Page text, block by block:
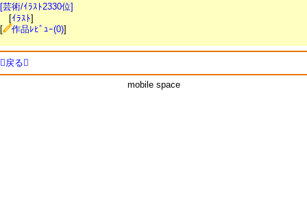
[芸術/ｲﾗｽﾄ2330位]
[ｲﾗｽﾄ]
[
作品ﾚﾋﾞｭｰ(0)]
戻る
mobile space